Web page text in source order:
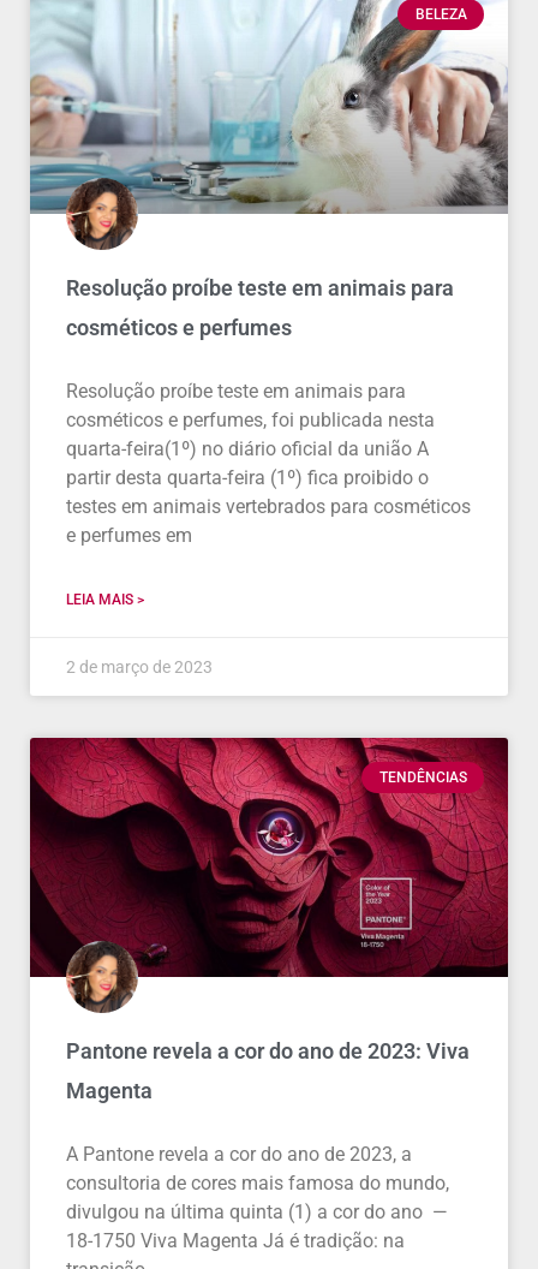
BELEZA
Resolução proíbe teste em animais para
cosméticos e perfumes
Resolução proíbe teste em animais para
cosméticos e perfumes, foi publicada nesta
quarta-feira(1º) no diário oficial da união A
partir desta quarta-feira (1º) fica proibido o
testes em animais vertebrados para cosméticos
e perfumes em
LEIA MAIS >
2 de março de 2023
TENDÊNCIAS
Pantone revela a cor do ano de 2023: Viva
Magenta
A Pantone revela a cor do ano de 2023, a
consultoria de cores mais famosa do mundo,
divulgou na última quinta (1) a cor do ano —
18-1750 Viva Magenta Já é tradição: na